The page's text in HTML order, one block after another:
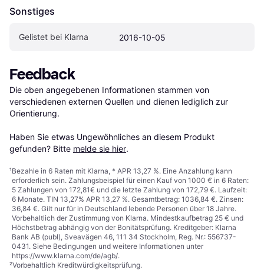
Sonstiges
Gelistet bei Klarna 2016-10-05
Feedback
Die oben angegebenen Informationen stammen von
verschiedenen externen Quellen und dienen lediglich zur
Orientierung.
Haben Sie etwas Ungewöhnliches an diesem Produkt
gefunden? Bitte melde sie hier.
¹Bezahle in 6 Raten mit Klarna, * APR 13,27 %. Eine Anzahlung kann
erforderlich sein. Zahlungsbeispiel für einen Kauf von 1000 € in 6 Raten:
5 Zahlungen von 172,81€ und die letzte Zahlung von 172,79 €. Laufzeit:
6 Monate. TIN 13,27% APR 13,27 %. Gesamtbetrag: 1036,84 €. Zinsen:
36,84 €. Gilt nur für in Deutschland lebende Personen über 18 Jahre.
Vorbehaltlich der Zustimmung von Klarna. Mindestkaufbetrag 25 € und
Höchstbetrag abhängig von der Bonitätsprüfung. Kreditgeber: Klarna
Bank AB (publ), Sveavägen 46, 111 34 Stockholm, Reg. Nr.: 556737-
0431. Siehe Bedingungen und weitere Informationen unter
https://www.klarna.com/de/agb/.
²Vorbehaltlich Kreditwürdigkeitsprüfung.